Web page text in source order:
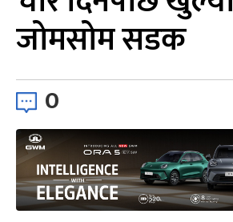
जोमसोम सडक
0